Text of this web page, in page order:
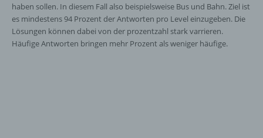
haben sollen. In diesem Fall also beispielsweise Bus und Bahn. Ziel ist
es mindestens 94 Prozent der Antworten pro Level einzugeben. Die
Lösungen können dabei von der prozentzahl stark varrieren.
Häufige Antworten bringen mehr Prozent als weniger häufige.